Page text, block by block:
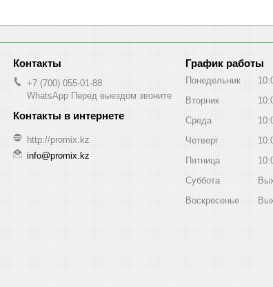
+7 (700) 055-01-88
WhatsApp Перед выездом звоните
http://promix.kz
info@promix.kz
График работы
Понедельник
Вторник
Среда
Четверг
Пятница
Суббота
Воскресенье